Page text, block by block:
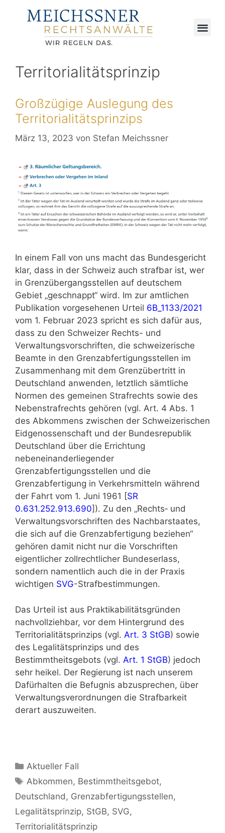
Territorialitätsprinzip
Großzügige Auslegung des
Territorialitätsprinzips
März 13, 2023 von Stefan Meichssner
In einem Fall von uns macht das Bundesgericht
klar, dass in der Schweiz auch strafbar ist, wer
in Grenzübergangsstellen auf deutschem
Gebiet „geschnappt“ wird. Im zur amtlichen
Publikation vorgesehenen Urteil 6B_1133/2021
vom 1. Februar 2023 spricht es sich dafür aus,
dass zu den Schweizer Rechts- und
Verwaltungsvorschriften, die schweizerische
Beamte in den Grenzabfertigungsstellen im
Zusammenhang mit dem Grenzübertritt in
Deutschland anwenden, letztlich sämtliche
Normen des gemeinen Strafrechts sowie des
Nebenstrafrechts gehören (vgl. Art. 4 Abs. 1
des Abkommens zwischen der Schweizerischen
Eidgenossenschaft und der Bundesrepublik
Deutschland über die Errichtung
nebeneinanderliegender
Grenzabfertigungsstellen und die
Grenzabfertigung in Verkehrsmitteln während
der Fahrt vom 1. Juni 1961 [SR
0.631.252.913.690]). Zu den „Rechts‑ und
Verwaltungsvorschriften des Nachbarstaates,
die sich auf die Grenzabfertigung beziehen“
gehören damit nicht nur die Vorschriften
eigentlicher zollrechtlicher Bundeserlass,
sondern namentlich auch die in der Praxis
wichtigen SVG-Strafbestimmungen.
Das Urteil ist aus Praktikabilitätsgründen
nachvollziehbar, vor dem Hintergrund des
Territorialitätsprinzips (vgl. Art. 3 StGB) sowie
des Legalitätsprinzips und des
Bestimmtheitsgebots (vgl. Art. 1 StGB) jedoch
sehr heikel. Der Regierung ist nach unserem
Dafürhalten die Befugnis abzusprechen, über
Verwaltungsverordnungen die Strafbarkeit
derart auszuweiten.
Aktueller Fall
Abkommen, Bestimmtheitsgebot,
Deutschland, Grenzabfertigungsstellen,
Legalitätsprinzip, StGB, SVG,
Territorialitätsprinzip